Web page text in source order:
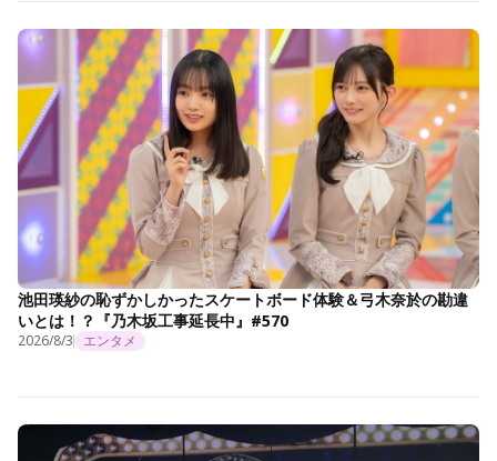
池田瑛紗の恥ずかしかったスケートボード体験＆弓木奈於の勘違
いとは！？『乃木坂工事延長中』#570
2026/8/3 エンタメ